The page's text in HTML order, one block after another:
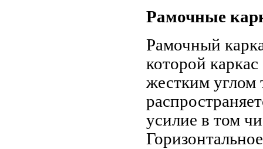
Рамочные
Рамочный
которой
жестким углом
усилие в том